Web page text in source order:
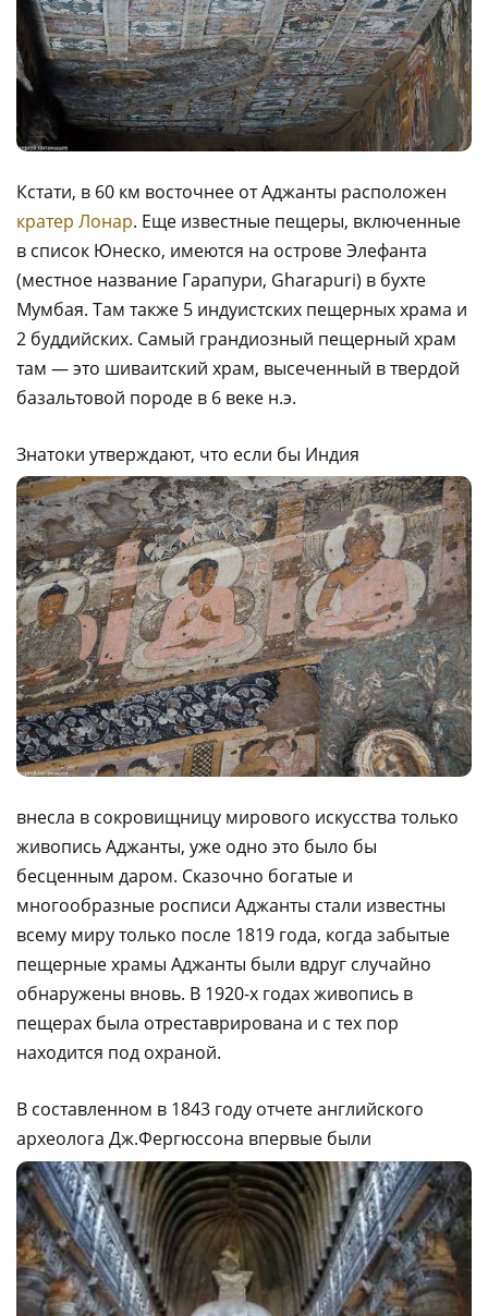
Кстати, в 60 км восточнее от Аджанты расположен
кратер Лонар. Еще известные пещеры, включенные
в список Юнеско, имеются на острове Элефанта
(местное название Гарапури, Gharapuri) в бухте
Мумбая. Там также 5 индуистских пещерных храма и
2 буддийских. Самый грандиозный пещерный храм
там — это шиваитский храм, высеченный в твердой
базальтовой породе в 6 веке н.э.
Знатоки утверждают, что если бы Индия
внесла в сокровищницу мирового искусства только
живопись Аджанты, уже одно это было бы
бесценным даром. Сказочно богатые и
многообразные росписи Аджанты стали известны
всему миру только после 1819 года, когда забытые
пещерные храмы Аджанты были вдруг случайно
обнаружены вновь. В 1920-х годах живопись в
пещерах была отреставрирована и с тех пор
находится под охраной.
В составленном в 1843 году отчете английского
археолога Дж.Фергюссона впервые были